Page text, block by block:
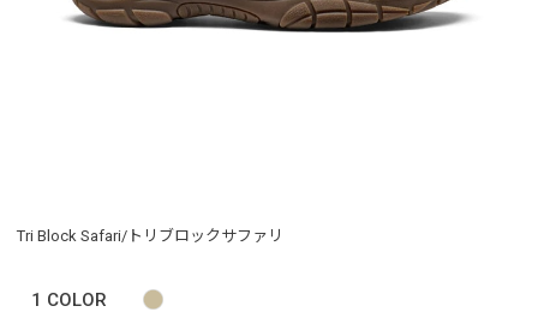
Tri Block Safari/トリブロックサファリ
1 COLOR